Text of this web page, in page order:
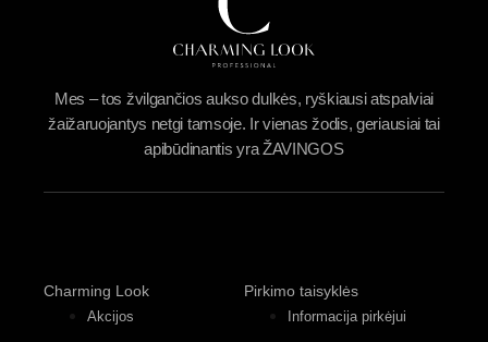
Mes – tos žvilgančios aukso dulkės, ryškiausi atspalviai
žaižaruojantys netgi tamsoje. Ir vienas žodis, geriausiai tai
apibūdinantis yra ŽAVINGOS
Charming Look
Akcijos
Pirkimo taisyklės
Informacija pirkėjui